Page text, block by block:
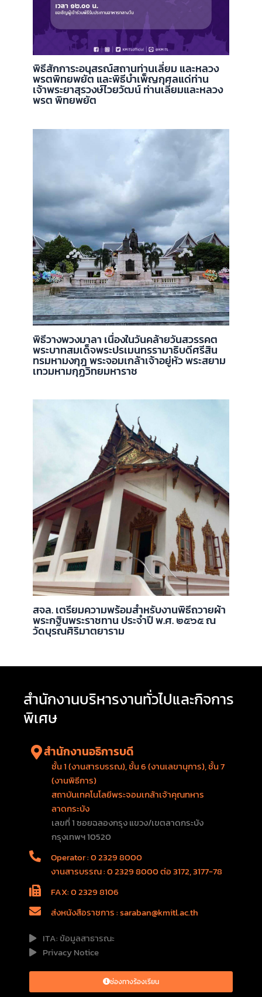
พิธีสักการะอนุสรณ์สถานท่านเลี่ยม และหลวง
พรตพิทยพยัต และพิธีบำเพ็ญกุศลแด่ท่าน
เจ้าพระยาสุรวงษ์ไวยวัฒน์ ท่านเลี่ยมและหลวง
พรต พิทยพยัต
พิธีวางพวงมาลา เนื่องในวันคล้ายวันสวรรคต
พระบาทสมเด็จพระปรเมนทรรามาธิบดีศรีสิน
ทรมหามงกุฎ พระจอมเกล้าเจ้าอยู่หัว พระสยาม
เทวมหามกุฏวิทยมหาราช
สจล. เตรียมความพร้อมสำหรับงานพิธีถวายผ้า
พระกฐินพระราชทาน ประจำปี พ.ศ. ๒๕๖๕ ณ
วัดบุรณศิริมาตยาราม
สำนักงานบริหารงานทั่วไปและกิจการ
พิเศษ
สำนักงานอธิการบดี
ชั้น 1 (งานสารบรรณ), ชั้น 6 (งานเลขานุการ), ชั้น 7
(งานพิธีการ)
สถาบันเทคโนโลยีพระจอมเกล้าเจ้าคุณทหาร
ลาดกระบัง
เลขที่ 1 ซอยฉลองกรุง แขวง/เขตลาดกระบัง
กรุงเทพฯ 10520
Operator : 0 2329 8000
งานสารบรรณ : 0 2329 8000 ต่อ 3172, 3177-78
FAX: 0 2329 8106
ส่งหนังสือราชการ : saraban@kmitl.ac.th
ITA: ข้อมูลสาธารณะ
Privacy Notice
ช่องทางร้องเรียน